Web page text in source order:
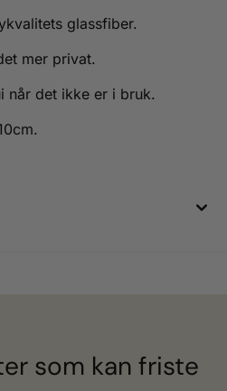
glassfiber.
mer privat.
når det ikke er i bruk.
som kan friste